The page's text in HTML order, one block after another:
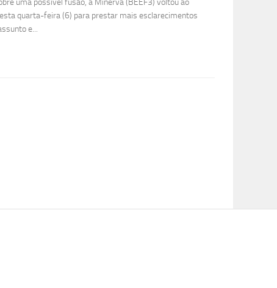
quarta-feira (6) para prestar mais esclarecimentos
e...